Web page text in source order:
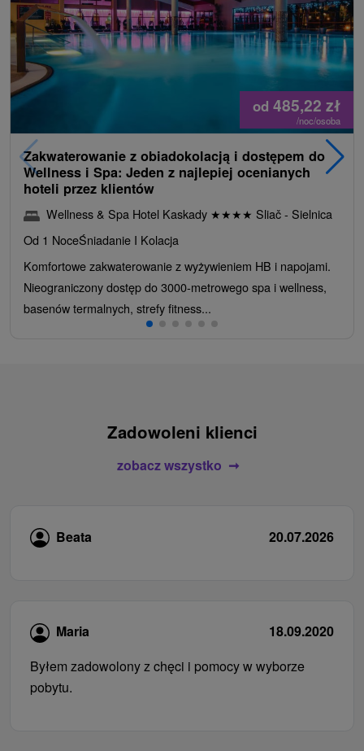
od 485,22 zł
/noc/osoba
Zakwaterowanie z obiadokolacją i dostępem do
Wellness i Spa: Jeden z najlepiej ocenianych
hoteli przez klientów
Wellness & Spa Hotel Kaskady ★★★★ Sliač - Sielnica
Od 1 NoceŚniadanie I Kolacja
Komfortowe zakwaterowanie z wyżywieniem HB i napojami.
Nieograniczony dostęp do 3000-metrowego spa i wellness,
basenów termalnych, strefy fitness...
Zadowoleni klienci
zobacz wszystko
Beata 20.07.2026
Maria
18.09.2020
Byłem zadowolony z chęci i pomocy w wyborze
pobytu.